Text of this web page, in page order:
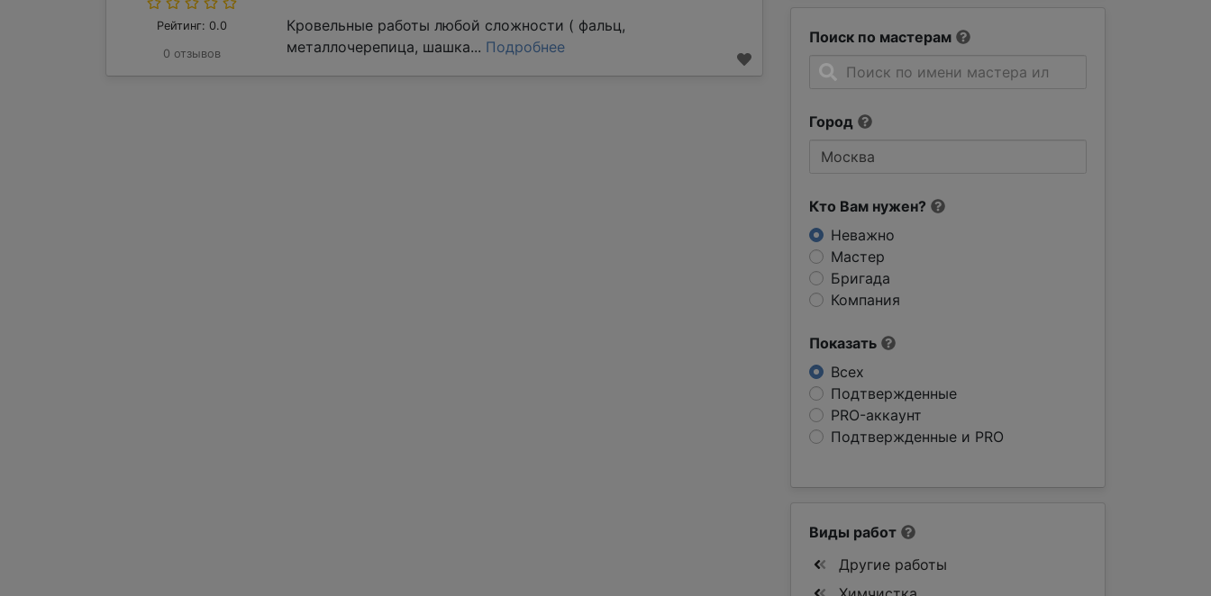
Поиск по мастерам
Город
Кто Вам нужен?
Неважно
Мастер
Бригада
Компания
Показать
Всех
Подтвержденные
PRO-аккаунт
Подтвержденные и PRO
Рейтинг: 0.0
0 отзывов
Кровельные работы любой сложности ( фальц,
металлочерепица, шашка... Подробнее
Виды работ
Другие работы